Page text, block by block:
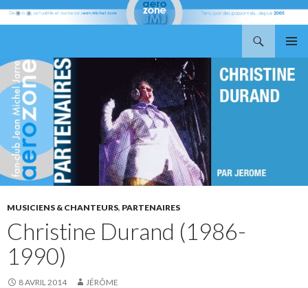
AU
CONTENU
MUSICIENS & CHANTEURS, PARTENAIRES
Christine Durand (1986-
1990)
8 AVRIL 2014 JÉRÔME